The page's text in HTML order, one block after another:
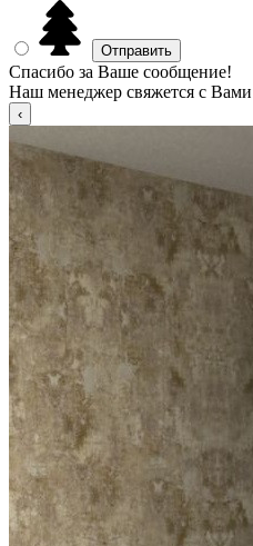
Спасибо за Ваше сообщение!
Наш менеджер свяжется с